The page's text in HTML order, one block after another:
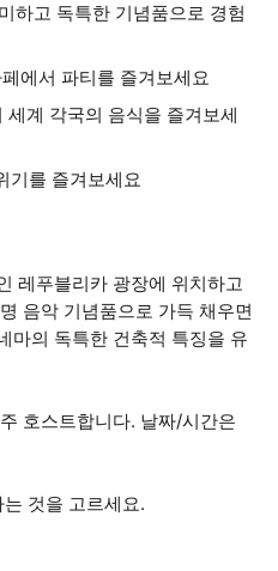
하고 독특한 기념품으로 경험
에서 파티를 즐겨보세요
계 각국의 음식을 즐겨보세
기를 즐겨보세요
레푸블리카 광장에 위치하고
음악 기념품으로 가득 채우면
마의 독특한 건축적 특징을 유
호스트합니다. 날짜/시간은
것을 고르세요.